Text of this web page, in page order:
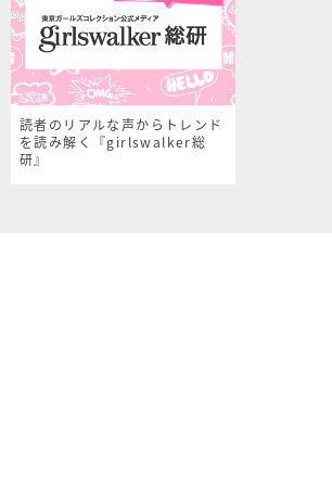
読者のリアルな声からトレンド
を読み解く『girlswalker総
研』